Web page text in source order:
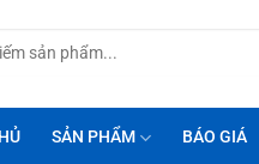
SẢN PHẨM BÁO GIÁ